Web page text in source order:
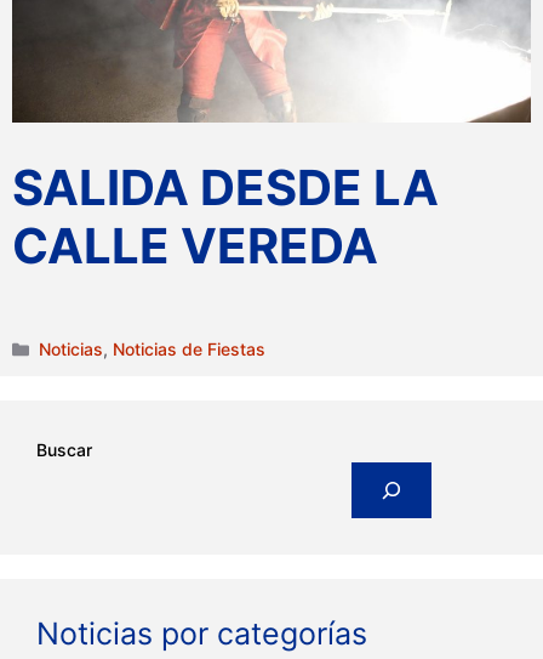
SALIDA DESDE LA
CALLE VEREDA
Categorías
Noticias, Noticias de Fiestas
Buscar
Noticias por categorías